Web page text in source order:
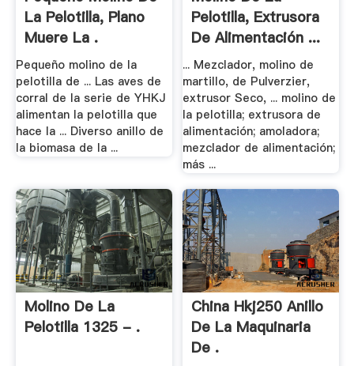
La Pelotilla, Plano
Muere La .
Pequeño molino de la
pelotilla de ... Las aves de
corral de la serie de YHKJ
alimentan la pelotilla que
hace la ... Diverso anillo de
la biomasa de la ...
Pelotilla, Extrusora
De Alimentación ...
... Mezclador, molino de
martillo, de Pulverzier,
extrusor Seco, ... molino de
la pelotilla; extrusora de
alimentación; amoladora;
mezclador de alimentación;
más ...
Molino De La
Pelotilla 1325 - .
China Hkj250 Anillo
De La Maquinaria
De .